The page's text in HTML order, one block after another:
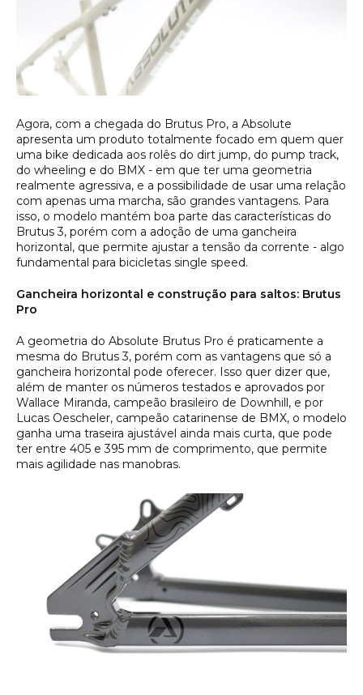
Agora, com a chegada do Brutus Pro, a Absolute
apresenta um produto totalmente focado em quem quer
uma bike dedicada aos rolês do dirt jump, do pump track,
do wheeling e do BMX - em que ter uma geometria
realmente agressiva, e a possibilidade de usar uma relação
com apenas uma marcha, são grandes vantagens. Para
isso, o modelo mantém boa parte das características do
Brutus 3, porém com a adoção de uma gancheira
horizontal, que permite ajustar a tensão da corrente - algo
fundamental para bicicletas single speed.
Gancheira horizontal e construção para saltos: Brutus
Pro
A geometria do Absolute Brutus Pro é praticamente a
mesma do Brutus 3, porém com as vantagens que só a
gancheira horizontal pode oferecer. Isso quer dizer que,
além de manter os números testados e aprovados por
Wallace Miranda, campeão brasileiro de Downhill, e por
Lucas Oescheler, campeão catarinense de BMX, o modelo
ganha uma traseira ajustável ainda mais curta, que pode
ter entre 405 e 395 mm de comprimento, que permite
mais agilidade nas manobras.